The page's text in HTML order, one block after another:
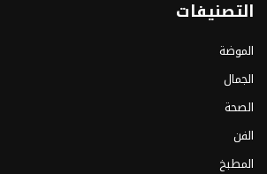
التصنيفات
الموضة
الجمال
الصحة
الفن
المطبخ